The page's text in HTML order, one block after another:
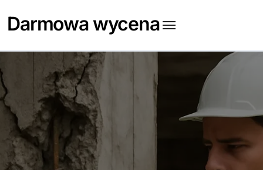
content
Darmowa wycena